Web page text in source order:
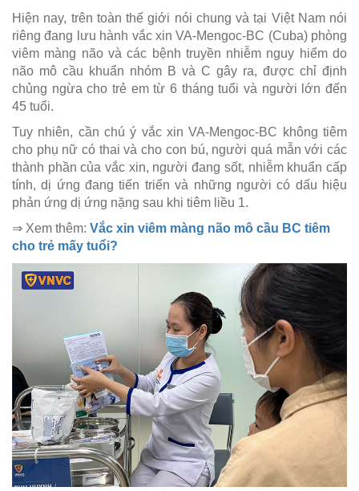
Hiện nay, trên toàn thế giới nói chung và tại Việt Nam nói
riêng đang lưu hành vắc xin VA-Mengoc-BC (Cuba) phòng
viêm màng não và các bệnh truyền nhiễm nguy hiểm do
não mô cầu khuẩn nhóm B và C gây ra, được chỉ định
chủng ngừa cho trẻ em từ 6 tháng tuổi và người lớn đến
45 tuổi.
Tuy nhiên, cần chú ý vắc xin VA-Mengoc-BC không tiêm
cho phụ nữ có thai và cho con bú, người quá mẫn với các
thành phần của vắc xin, người đang sốt, nhiễm khuẩn cấp
tính, dị ứng đang tiến triển và những người có dấu hiệu
phản ứng dị ứng nặng sau khi tiêm liều 1.
⇒ Xem thêm: Vắc xin viêm màng não mô cầu BC tiêm
cho trẻ mấy tuổi?